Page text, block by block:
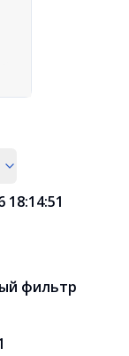
18:14:51
фильтр